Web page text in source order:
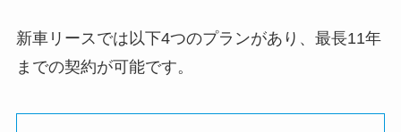
新車リースでは以下4つのプランがあり、最長11年
までの契約が可能です。